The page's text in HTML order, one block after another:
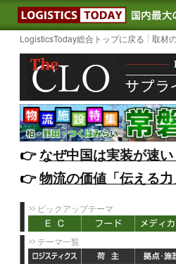
LogisticsToday総合トップに戻る 取材
👉️なぜ中国は実装が速
👉️物流の価値「伝える
ピックアップテーマ
テーマ一覧